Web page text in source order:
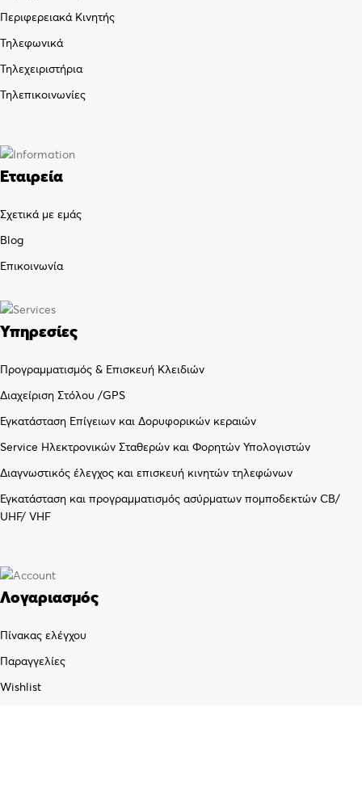
Περιφερειακά Κινητής
Τηλεφωνικά
Τηλεχειριστήρια
Τηλεπικοινωνίες
Εταιρεία
Σχετικά με εμάς
Blog
Επικοινωνία
Υπηρεσίες
Προγραμματισμός & Επισκευή Κλειδιών
Διαχείριση Στόλου /GPS
Εγκατάσταση Επίγειων και Δορυφορικών κεραιών
Service Ηλεκτρονικών Σταθερών και Φορητών Υπολογιστών
Διαγνωστικός έλεγχος και επισκευή κινητών τηλεφώνων
Εγκατάσταση και προγραμματισμός ασύρματων πομποδεκτών CB/
UHF/ VHF
Λογαριασμός
Πίνακας ελέγχου
Παραγγελίες
Wishlist